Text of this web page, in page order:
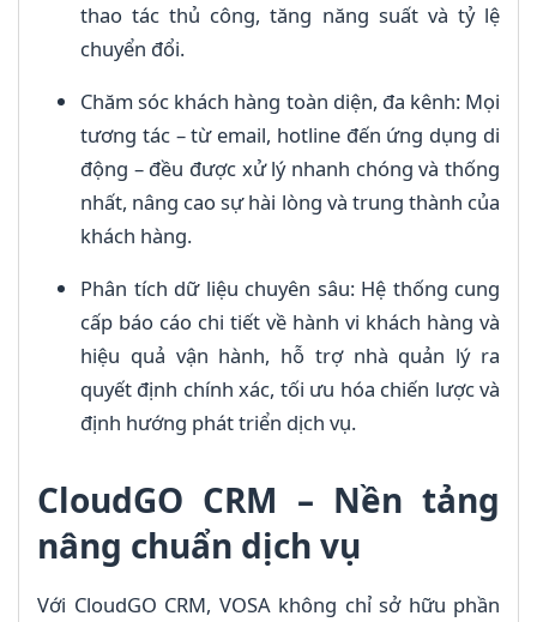
thao tác thủ công, tăng năng suất và tỷ lệ
chuyển đổi.
Chăm sóc khách hàng toàn diện, đa kênh: Mọi
tương tác – từ email, hotline đến ứng dụng di
động – đều được xử lý nhanh chóng và thống
nhất, nâng cao sự hài lòng và trung thành của
khách hàng.
Phân tích dữ liệu chuyên sâu: Hệ thống cung
cấp báo cáo chi tiết về hành vi khách hàng và
hiệu quả vận hành, hỗ trợ nhà quản lý ra
quyết định chính xác, tối ưu hóa chiến lược và
định hướng phát triển dịch vụ.
CloudGO CRM – Nền tảng
nâng chuẩn dịch vụ
Với CloudGO CRM, VOSA không chỉ sở hữu phần